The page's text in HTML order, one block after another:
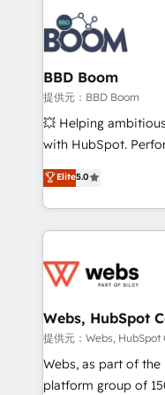
experts conseil -
cumulées
revenue. ⚙️ HubSpot Integration & Optimization •
Seamless CRM,
Complex platform
Custom APIs and third-
End Revenue
pipeline growth
and CRM
Execution • 750+
implementations •
BBD Boom
提供元：BBD Boom
💥 Helping
with HubSpot.
BBD Boom is the
to HubSpot Better.
solve all your
adoption, sales
the first time 🔧
and build using
with other systems
HubSpot pros 📊
HubSpot Why us? - SIX HubSpot Accreditations -
Elite5.0
Webs, HubSpot
提供元：Webs, HubSpot
Webs, as part of
platform group of 150 Fte, is the